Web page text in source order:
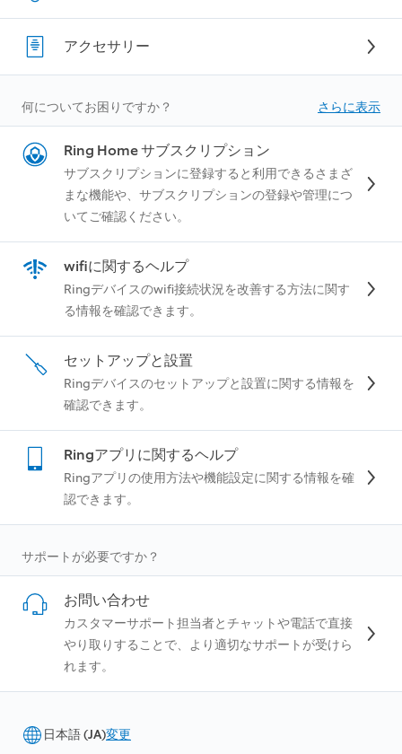
アクセサリー
何に‍ついてお困りですか？ さらに表示
Ring Home サブスクリプション
サブスクリプションに登録すると利用できるさまざ
まな機能や、サブスクリプションの登録や管理につ
いてご確認ください。
wifiに関するヘルプ
Ringデバイスのwifi接続状況を改善する方法に関す
る情報を確認できます。
セットアップと設置
Ringデバイスのセットアップと設置に関する情報を
確認できます。
Ringアプリに関するヘルプ
Ringアプリの使用方法や機能設定に関する情報を確
認できます。
‍サポートが必要ですか？
お問い合わせ
カスタマーサポート担当者とチャットや電話で直接
やり取りすることで、より適切なサポートが受けら
れます。
日本語 (JA)変更